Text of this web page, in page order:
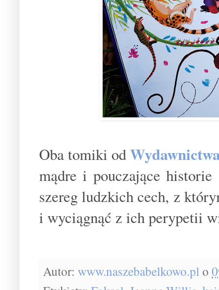
Oba tomiki od
mądre i pouczające
szereg ludzkich cech, z
i wyciągnąć z ich perypetii
Autor: www.naszebabelkowo.pl o